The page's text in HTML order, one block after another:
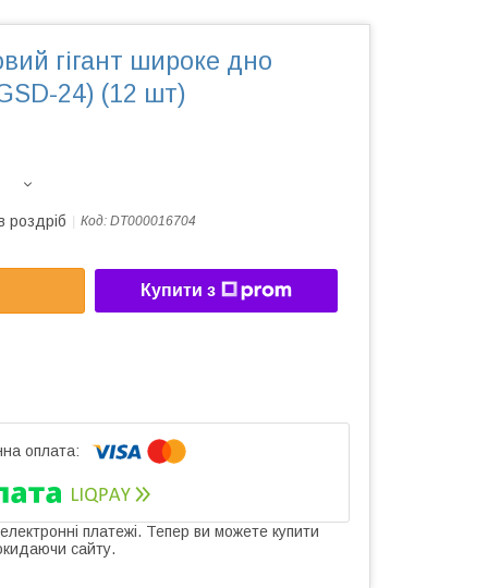
гігант широке дно
24) (12 шт)
роздріб Код: DT000016704
Купити з
платежі. Тепер ви можете купити
сайту.